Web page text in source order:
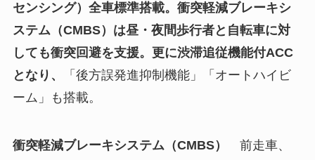
センシング）全車標準搭載。衝突軽減ブレーキシ
ステム（CMBS）は昼・夜間歩行者と自転車に対
しても衝突回避を支援。更に渋滞追従機能付ACC
となり 、
「後方誤発進抑制機能」「オートハイビ
ーム」も搭載。
衝突軽減ブレーキシステム（CMBS） 前走車、